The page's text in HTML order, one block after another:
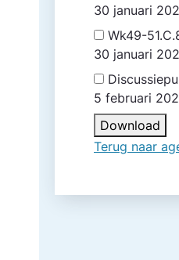
Wk49-
Download
Terug naar